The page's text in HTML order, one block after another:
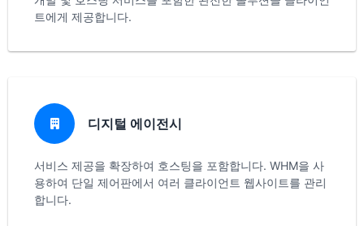
트에게 제공합니다.
디지털 에이전시
서비스 제공을 확장하여 호스팅을 포함합니다. WHM을 사
용하여 단일 제어판에서 여러 클라이언트 웹사이트를 관리
합니다.